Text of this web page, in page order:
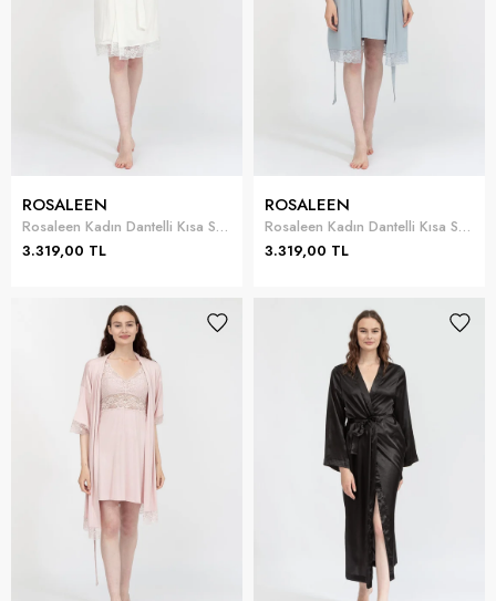
ROSALEEN
Rosaleen Kadın Dantelli Kısa Sabahlık Takımı
3.319,00 TL
ROSALEEN
Rosaleen Kadın Dantelli Kısa Sabahlık Takımı
3.319,00 TL